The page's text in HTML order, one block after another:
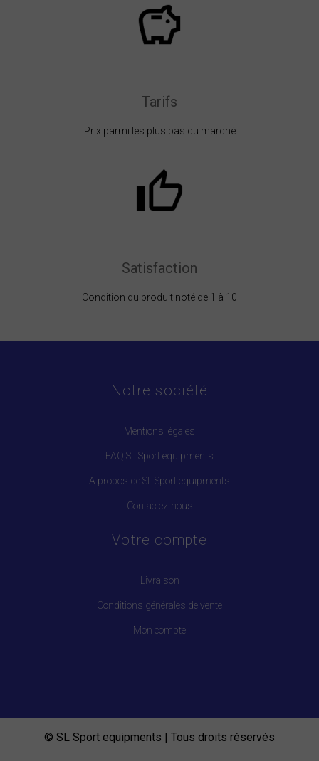
Tarifs
Prix parmi les plus bas du marché
Satisfaction
Condition du produit noté de 1 à 10
Notre société
Mentions légales
FAQ SL Sport equipments
A propos de SL Sport equipments
Contactez-nous
Votre compte
Livraison
Conditions générales de vente
Mon compte
© SL Sport equipments | Tous droits réservés